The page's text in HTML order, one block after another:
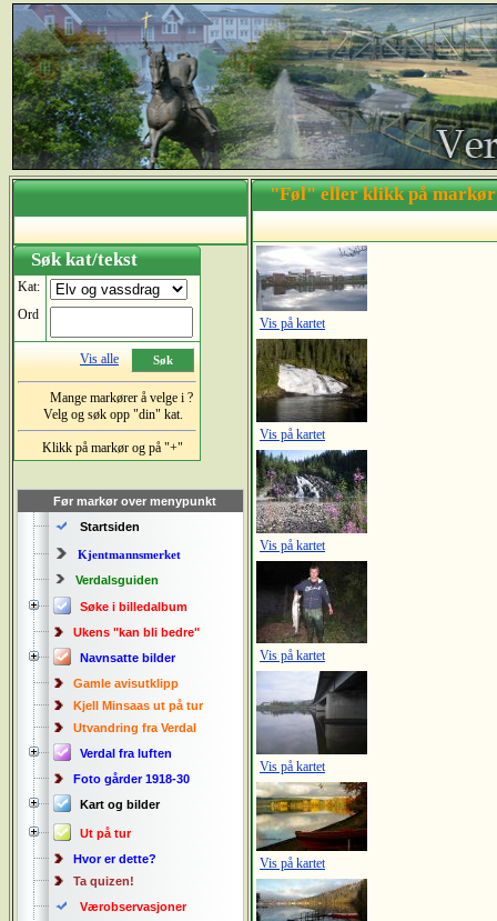
Søk kat/tekst
Kat:
Ord
Vis alle
Mange markører å velge i ?
Velg og søk opp "din" kat.
Klikk på markør og på "+"
Før markør over menypunkt
Startsiden
Kjentmannsmerket
Verdalsguiden
Søke i billedalbum
Ukens "kan bli bedre"
Navnsatte bilder
Gamle avisutklipp
Kjell Minsaas ut på tur
Utvandring fra Verdal
Verdal fra luften
Foto gårder 1918-30
Kart og bilder
Ut på tur
Hvor er dette?
Ta quizen!
Værobservasjoner
"Føl" eller klikk på
Vis på kartet
Vis på kartet
Vis på kartet
Vis på kartet
Vis på kartet
Vis på kartet